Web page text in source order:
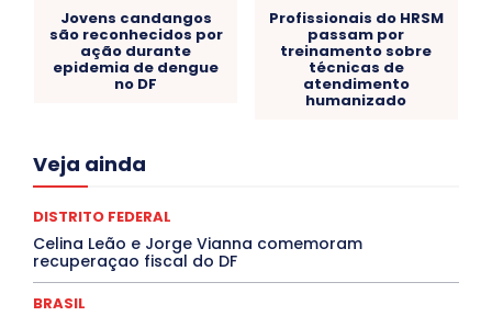
Jovens candangos
são reconhecidos por
ação durante
epidemia de dengue
no DF
Profissionais do HRSM
passam por
treinamento sobre
técnicas de
atendimento
humanizado
Veja ainda
Acre
Congressuanas & Esplanadumas
Covid-19
Crônica Política
Cultura e Tal
DANÇA Dengue
DESTAQUE BRASIL
DESTAQUE DF
DISTRITO FEDERAL
Celina Leão e Jorge Vianna comemoram
recuperaçao fiscal do DF
BRASIL